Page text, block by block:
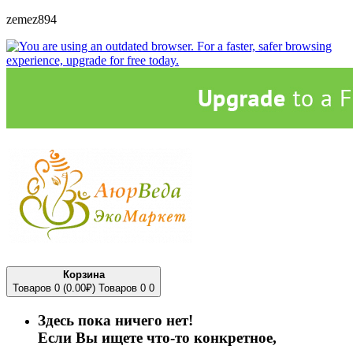
zemez894
Корзина
Товаров 0 (0.00₽) Товаров 0 0
Здесь пока ничего нет!
Если Вы ищете что-то конкретное,